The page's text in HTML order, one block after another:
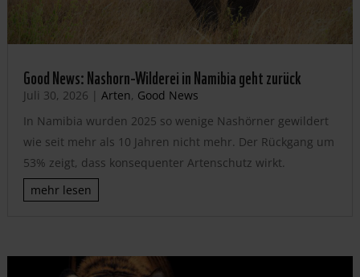
Good News: Nashorn-Wilderei in Namibia geht zurück
Juli 30, 2026 | Arten, Good News
In Namibia wurden 2025 so wenige Nashörner gewildert
wie seit mehr als 10 Jahren nicht mehr. Der Rückgang um
53% zeigt, dass konsequenter Artenschutz wirkt.
mehr lesen